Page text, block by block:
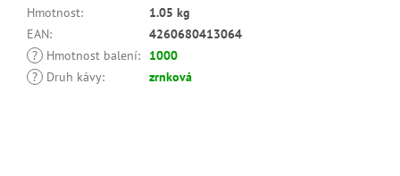
Hmotnost:
1.05 kg
EAN:
4260680413064
?
Hmotnost balení:
1000
?
Druh kávy: zrnková